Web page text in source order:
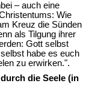
– auch eine
Wie
Kreuz die Sünden
als Tilgung ihrer
Gott selbst
habe es euch
zu erwirken.".
die Seele (in